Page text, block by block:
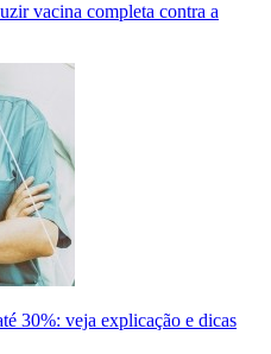
vacina completa contra a
30%: veja explicação e dicas